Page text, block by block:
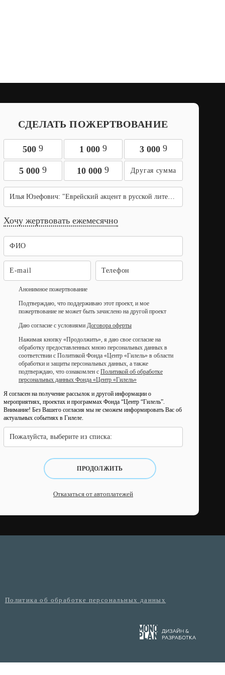
СДЕЛАТЬ ПОЖЕРТВОВАНИЕ
500 9 1 000 9 3 000 9
5 000 9 10 0009
Илья Юзефович: "Еврейский акцент в русской литературе". Т.7
Хочу жертвовать ежемесячно
Анонимное пожертвование
Подтверждаю, что поддерживаю этот проект, и мое
пожертвование не может быть зачислено на другой проект
Даю согласие с условиями Договора оферты
Нажимая кнопку «Продолжить», я даю свое согласие на
обработку предоставленных мною персональных данных в
соответствии с Политикой Фонда «Центр «Гилель» в области
обработки и защиты персональных данных, а также
подтверждаю, что ознакомлен с Политикой об обработке
персональных данных Фонда «Центр «Гилель»
Я согласен на получение рассылок и другой информации о
мероприятиях, проектах и программах Фонда “Центр “Гилель”.
Внимание! Без Вашего согласия мы не сможем информировать Вас об
актуальных событиях в Гилеле.
Пожалуйста, выберите из списка:
ПРОДОЛЖИТЬ
Отказаться от автоплатежей
Политика об обработке персональных данных